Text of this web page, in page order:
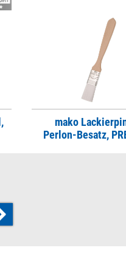
mako
Perlon-Besatz,